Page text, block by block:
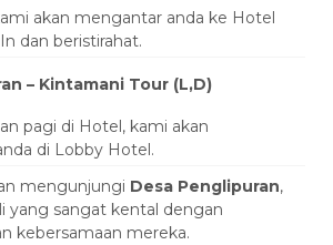
akan mengantar anda ke Hotel
dan beristirahat.
– Kintamani Tour (L,D)
pagi di Hotel, kami akan
di Lobby Hotel.
mengunjungi Desa Penglipuran,
yang sangat kental dengan
kebersamaan mereka.